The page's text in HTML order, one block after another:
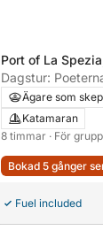
Port of La
Dagstur:
Venere, Palmaria
Ägare som
Katamaran
8 timmar · För
Bokad 5 gånger
Fuel included